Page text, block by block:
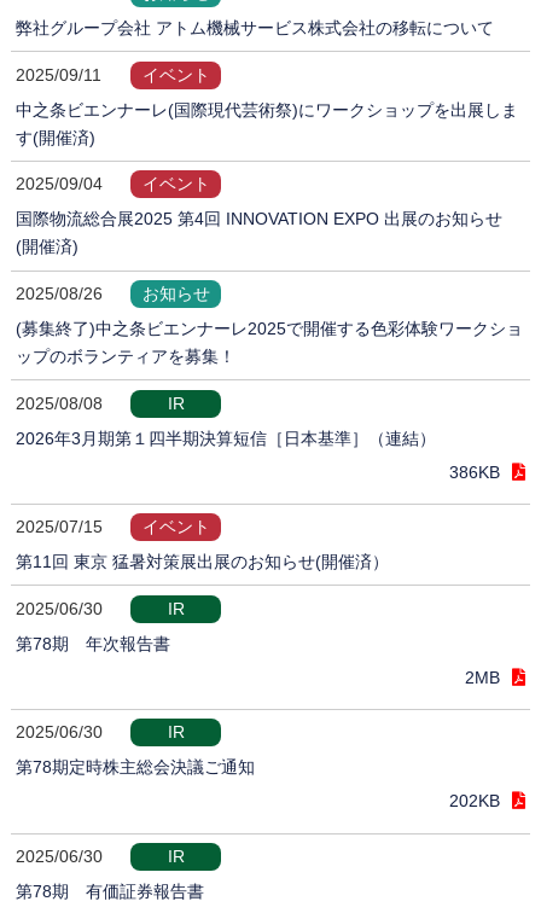
弊社グループ会社 アトム機械サービス株式会社の移転について
2025/09/11
イベント
中之条ビエンナーレ(国際現代芸術祭)にワークショップを出展しま
す(開催済)
2025/09/04
イベント
国際物流総合展2025 第4回 INNOVATION EXPO 出展のお知らせ
(開催済)
2025/08/26
お知らせ
(募集終了)中之条ビエンナーレ2025で開催する色彩体験ワークショ
ップのボランティアを募集！
2025/08/08
IR
2026年3月期第１四半期決算短信［日本基準］（連結）
386KB
2025/07/15
イベント
第11回 東京 猛暑対策展出展のお知らせ(開催済）
2025/06/30
IR
第78期 年次報告書
2MB
2025/06/30
IR
第78期定時株主総会決議ご通知
202KB
2025/06/30
IR
第78期 有価証券報告書